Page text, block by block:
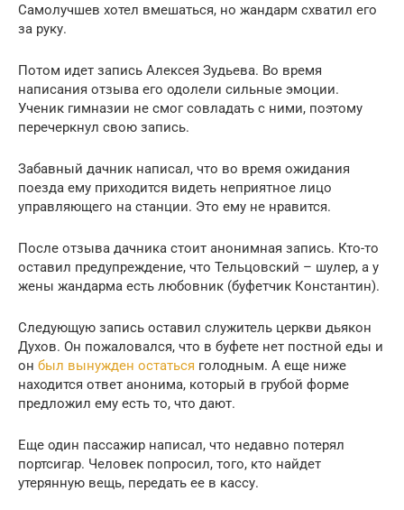
Самолучшев хотел вмешаться, но жандарм схватил его
за руку.
Потом идет запись Алексея Зудьева. Во время
написания отзыва его одолели сильные эмоции.
Ученик гимназии не смог совладать с ними, поэтому
перечеркнул свою запись.
Забавный дачник написал, что во время ожидания
поезда ему приходится видеть неприятное лицо
управляющего на станции. Это ему не нравится.
После отзыва дачника стоит анонимная запись. Кто-то
оставил предупреждение, что Тельцовский – шулер, а у
жены жандарма есть любовник (буфетчик Константин).
Следующую запись оставил служитель церкви дьякон
Духов. Он пожаловался, что в буфете нет постной еды и
он был вынужден остаться голодным. А еще ниже
находится ответ анонима, который в грубой форме
предложил ему есть то, что дают.
Еще один пассажир написал, что недавно потерял
портсигар. Человек попросил, того, кто найдет
утерянную вещь, передать ее в кассу.